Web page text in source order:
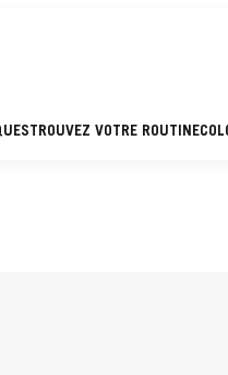
TROUVEZ VOTRE ROUTINE